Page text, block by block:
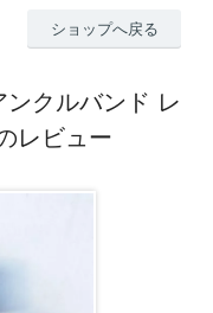
ショップへ戻る
ンクルバンド レ
レビュー